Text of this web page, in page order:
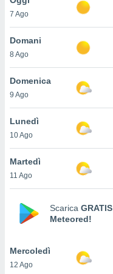
è
al sito
di
ci
di
il
un
la
nella
7 Ago
Domani
8 Ago
Domenica
9 Ago
Lunedì
10 Ago
Martedì
11 Ago
Scarica GRATIS
Meteored!
Mercoledì
12 Ago